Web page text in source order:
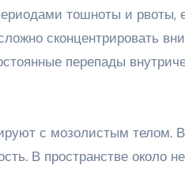
тошноты и рвоты,
сконцентрировать
перепады
с мозолистым телом.
В пространстве около